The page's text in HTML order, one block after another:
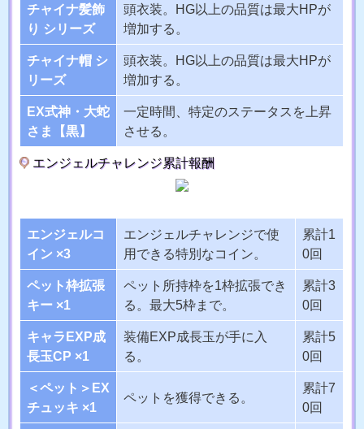
チャイナ髪飾
り シリーズ
頭衣装。HG以上の品質は最大HPが
増加する。
チャイナ帽 シ
リーズ
頭衣装。HG以上の品質は最大HPが
増加する。
EX式神・大蛇
さま【黒】
一定時間、特定のステータスを上昇
させる。
エンジェルチャレンジ累計報酬
エンジェルコ
イン ×3
エンジェルチャレンジで使
用できる特別なコイン。
累計1
0回
ペット枠拡張
キー ×1
ペット所持枠を1枠拡張でき
る。最大5枠まで。
累計3
0回
キャラEXP成
長玉CP ×1
装備EXP成長玉が手に入
る。
累計5
0回
＜ペット＞EX
チュッキ ×1
ペットを獲得できる。
累計7
0回